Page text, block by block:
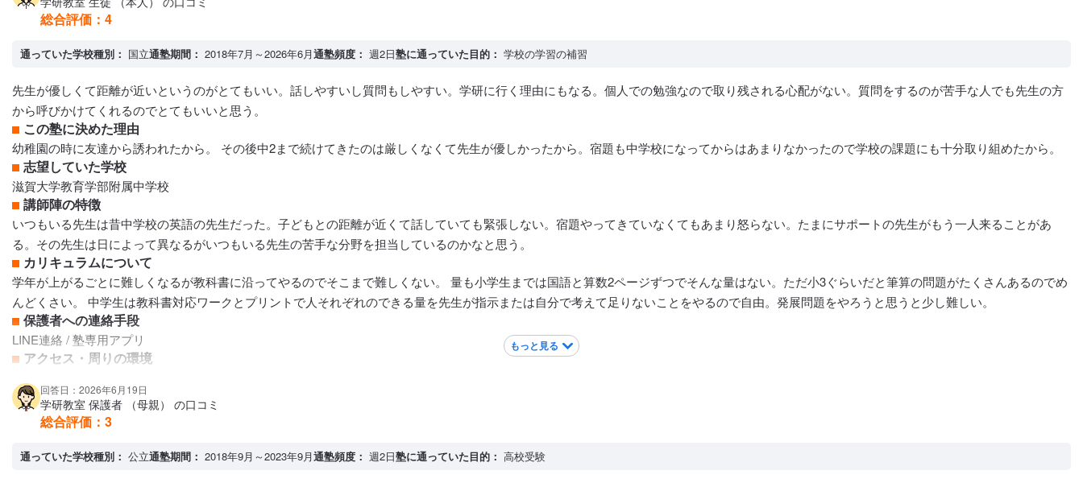
総合評価： 4
通っていた学校種別： 国立通塾期間： 2018年7月～2026年6月通塾頻度： 週2日塾に通っていた目的： 学校の学習の補習
先生が優しくて距離が近いというのがとてもいい。話しやすいし質問もしやすい。学研に行く理由にもなる。個人での勉強なので取り残される心配がない。質問をするのが苦手な人でも先生の方
から呼びかけてくれるのでとてもいいと思う。
この塾に決めた理由
幼稚園の時に友達から誘われたから。 その後中2まで続けてきたのは厳しくなくて先生が優しかったから。宿題も中学校になってからはあまりなかったので学校の課題にも十分取り組めたから。
志望していた学校
滋賀大学教育学部附属中学校
講師陣の特徴
いつもいる先生は昔中学校の英語の先生だった。子どもとの距離が近くて話していても緊張しない。宿題やってきていなくてもあまり怒らない。たまにサポートの先生がもう一人来ることがあ
る。その先生は日によって異なるがいつもいる先生の苦手な分野を担当しているのかなと思う。
カリキュラムについて
学年が上がるごとに難しくなるが教科書に沿ってやるのでそこまで難しくない。 量も小学生までは国語と算数2ページずつでそんな量はない。ただ小3ぐらいだと筆算の問題がたくさんあるのでめ
んどくさい。 中学生は教科書対応ワークとプリントで人それぞれのできる量を先生が指示または自分で考えて足りないことをやるので自由。発展問題をやろうと思うと少し難しい。
保護者への連絡手段
LINE連絡 / 塾専用アプリ
アクセス・周りの環境
もっと見る
回答日：2026年6月19日
学研教室 保護者 （母親） の口コミ
総合評価： 3
通っていた学校種別： 公立通塾期間： 2018年9月～2023年9月通塾頻度： 週2日塾に通っていた目的： 高校受験